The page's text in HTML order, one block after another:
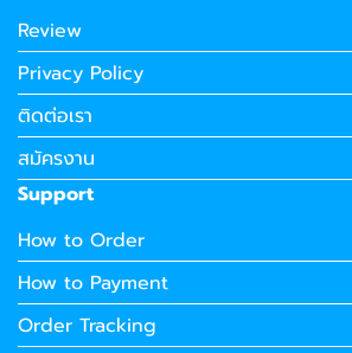
Review
Privacy Policy
ติดต่อเรา
สมัครงาน
Support
How to Order
How to Payment
Order Tracking